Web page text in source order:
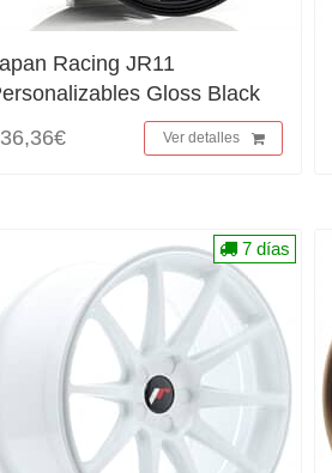
Racing JR11
Gloss Black
Ver detalles
7 días